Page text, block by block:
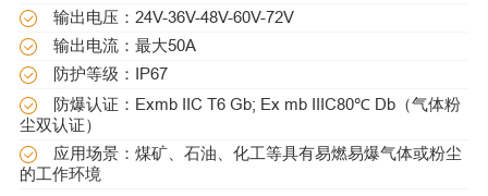
输出电压：24V-36V-48V-60V-72V
输出电流：最大50A
防护等级：IP67
防爆认证：Exmb IIC T6 Gb; Ex mb IIIC80℃ Db（气体粉
尘双认证）
应用场景：煤矿、石油、化工等具有易燃易爆气体或粉尘
的工作环境